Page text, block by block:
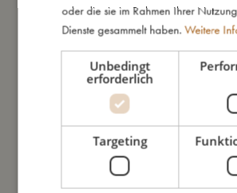
Strandtasche aus Silikon -
Whitecap Grey
€19,99
€13,99
In den Warenkorb
Red
In den
oder die sie im Rahmen Ihrer
Dienste gesammelt haben. Weitere
Unbedingt
erforderlich
Targeting